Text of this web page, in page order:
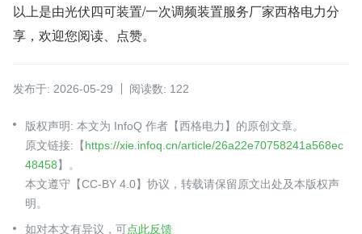
以上是由光伏四可装置/一次调频装置服务厂家西格电力分
享，欢迎您阅读、点赞。
发布于: 2026-05-29 阅读数: 122
版权声明: 本文为 InfoQ 作者【西格电力】的原创文章。
原文链接:【https://xie.infoq.cn/article/26a22e70758241a568ec
48458】。
本文遵守【CC-BY 4.0】协议，转载请保留原文出处及本版权声
明。
如对本文有异议，可点此反馈